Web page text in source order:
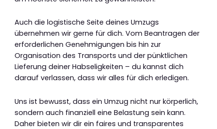
Auch die logistische Seite deines Umzugs
übernehmen wir gerne für dich. Vom Beantragen der
erforderlichen Genehmigungen bis hin zur
Organisation des Transports und der pünktlichen
Lieferung deiner Habseligkeiten – du kannst dich
darauf verlassen, dass wir alles für dich erledigen.
Uns ist bewusst, dass ein Umzug nicht nur körperlich,
sondern auch finanziell eine Belastung sein kann.
Daher bieten wir dir ein faires und transparentes